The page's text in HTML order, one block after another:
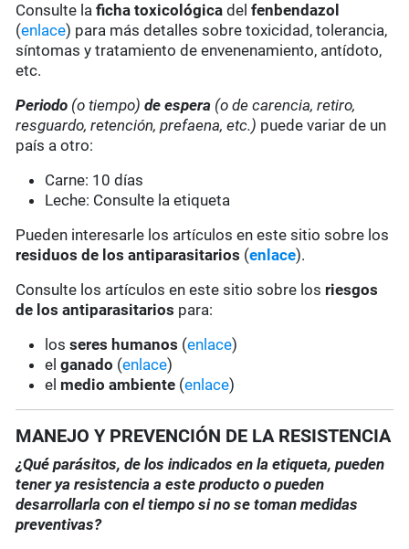
Consulte laficha toxicológica delfenbendazol
(enlace) para más detalles sobre toxicidad, tolerancia,
síntomas y tratamiento de envenenamiento, antídoto,
etc.
Periodo (o tiempo) de espera (o de carencia, retiro,
resguardo, retención, prefaena, etc.) puede variar de un
país a otro:
Carne: 10 días
Leche: Consulte la etiqueta
Pueden interesarle los artículos en este sitio sobre los
residuos de los antiparasitarios (enlace).
Consulte los artículos en este sitio sobre los riesgos
de los antiparasitarios para:
losseres humanos (enlace)
elganado (enlace)
el medio ambiente (enlace)
MANEJO Y PREVENCIÓN DE LA RESISTENCIA
¿Qué parásitos, de los indicados en la etiqueta, pueden
tener ya resistencia a este producto o pueden
desarrollarla con el tiempo si no se toman medidas
preventivas?